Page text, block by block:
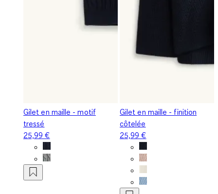
Gilet en maille - motif
tressé
25,99 €
Gilet en maille - finition
côtelée
25,99 €